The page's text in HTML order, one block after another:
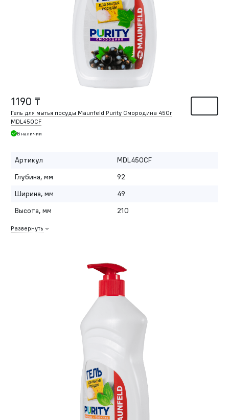
1190 ₸
Гель для мытья посуды Maunfeld Purity Смородина 450г
MDL450CF
В наличии
Артикул
MDL450CF
Глубина, мм
92
Ширина, мм
49
Высота, мм
210
Развернуть